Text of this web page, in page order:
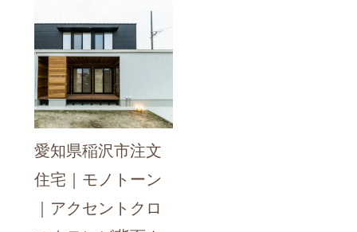
愛知県稲沢市注文
住宅｜モノトーン
｜アクセントクロ